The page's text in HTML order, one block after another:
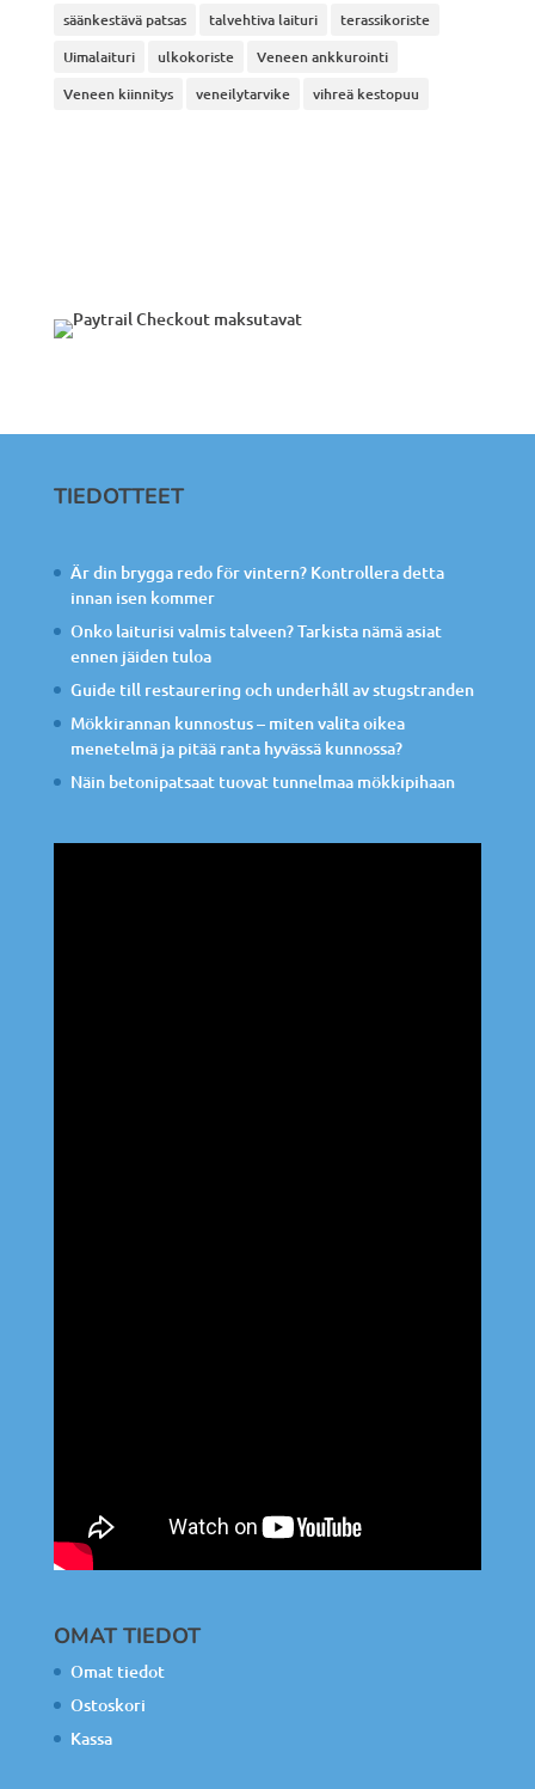
säänkestävä patsas talvehtiva laituri
terassikoriste
Uimalaituri
ulkokoriste
Veneen ankkurointi
Veneen kiinnitys
veneilytarvike vihreä kestopuu
TIEDOTTEET
Är din brygga redo för vintern? Kontrollera detta
innan isen kommer
Onko laiturisi valmis talveen? Tarkista nämä asiat
ennen jäiden tuloa
Guide till restaurering och underhåll av stugstranden
Mökkirannan kunnostus – miten valita oikea
menetelmä ja pitää ranta hyvässä kunnossa?
Näin betonipatsaat tuovat tunnelmaa mökkipihaan
OMAT TIEDOT
Omat tiedot
Ostoskori
Kassa